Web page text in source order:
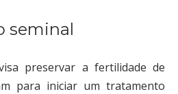
seminal
preservar a fertilidade de
para iniciar um tratamento